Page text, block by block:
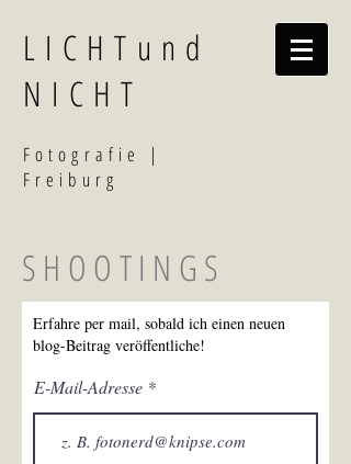
LICHTund
NICHT
Fotografi e |
Freiburg
SHOOTINGS
Erfahre per mail, sobald ich einen neuen
blog-Beitrag veröffentliche!
E-Mail-Adresse